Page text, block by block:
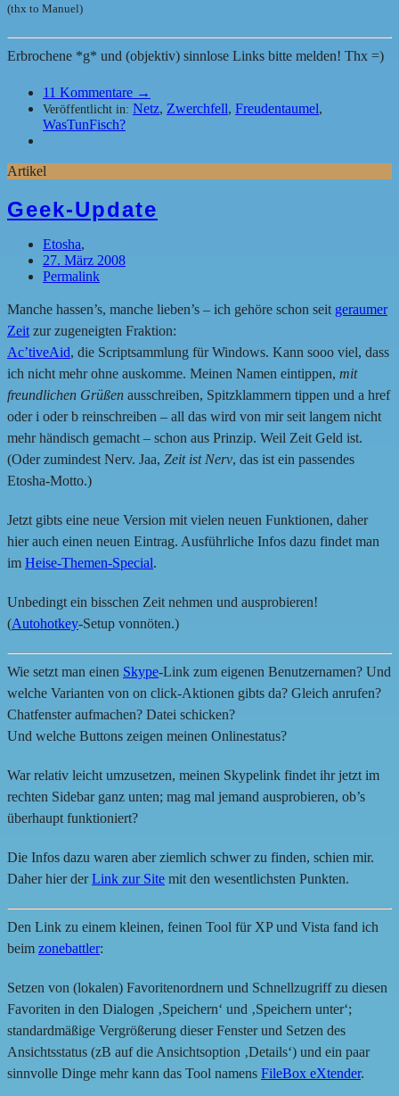
(thx to Manuel)
Erbrochene *g* und (objektiv) sinnlose Links bitte melden! Thx =)
11 Kommentare →
Veröffentlicht in: Netz, Zwerchfell, Freudentaumel,
WasTunFisch?
Artikel
Geek-Update
Etosha,
27. März 2008
Permalink
Manche hassen’s, manche lieben’s – ich gehöre schon seit geraumer
Zeit zur zugeneigten Fraktion:
Ac’tiveAid, die Scriptsammlung für Windows. Kann sooo viel, dass
ich nicht mehr ohne auskomme. Meinen Namen eintippen, mit
freundlichen Grüßen ausschreiben, Spitzklammern tippen und a href
oder i oder b reinschreiben – all das wird von mir seit langem nicht
mehr händisch gemacht – schon aus Prinzip. Weil Zeit Geld ist.
(Oder zumindest Nerv. Jaa, Zeit ist Nerv, das ist ein passendes
Etosha-Motto.)
Jetzt gibts eine neue Version mit vielen neuen Funktionen, daher
hier auch einen neuen Eintrag. Ausführliche Infos dazu findet man
im Heise-Themen-Special.
Unbedingt ein bisschen Zeit nehmen und ausprobieren!
(Autohotkey-Setup vonnöten.)
Wie setzt man einen Skype-Link zum eigenen Benutzernamen? Und
welche Varianten von on click-Aktionen gibts da? Gleich anrufen?
Chatfenster aufmachen? Datei schicken?
Und welche Buttons zeigen meinen Onlinestatus?
War relativ leicht umzusetzen, meinen Skypelink findet ihr jetzt im
rechten Sidebar ganz unten; mag mal jemand ausprobieren, ob’s
überhaupt funktioniert?
Die Infos dazu waren aber ziemlich schwer zu finden, schien mir.
Daher hier derLink zur Site mit den wesentlichsten Punkten.
Den Link zu einem kleinen, feinen Tool für XP und Vista fand ich
beim zonebattler:
Setzen von (lokalen) Favoritenordnern und Schnellzugriff zu diesen
Favoriten in den Dialogen ‚Speichern‘ und ‚Speichern unter‘;
standardmäßige Vergrößerung dieser Fenster und Setzen des
Ansichtsstatus (zB auf die Ansichtsoption ‚Details‘) und ein paar
sinnvolle Dinge mehr kann das Tool namens FileBox eXtender.